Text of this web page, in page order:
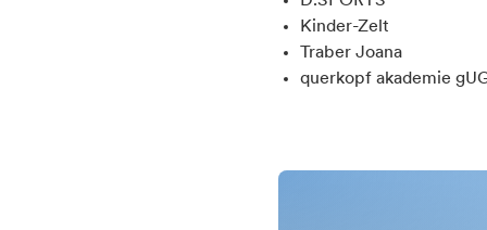
Kinder-Zelt
Traber Joana
querkopf akademie